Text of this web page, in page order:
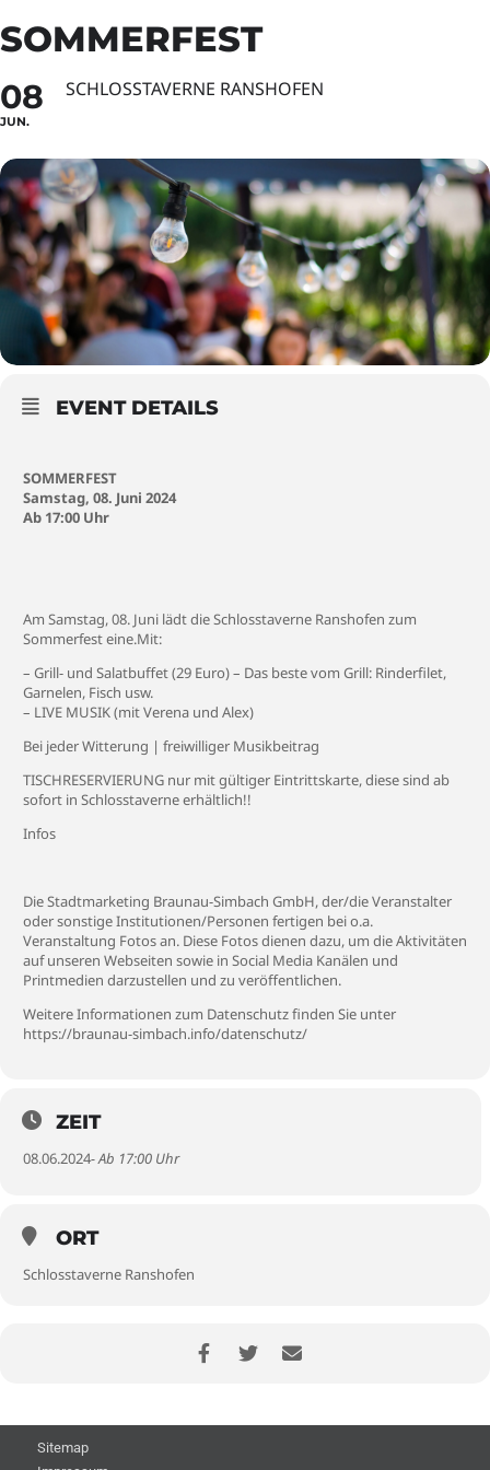
SOMMERFEST
08
JUN.
SCHLOSSTAVERNE RANSHOFEN
EVENT DETAILS
SOMMERFEST
Samstag, 08. Juni 2024
Ab 17:00 Uhr
Am Samstag, 08. Juni lädt die Schlosstaverne Ranshofen zum
Sommerfest eine.Mit:
– Grill- und Salatbuffet (29 Euro) – Das beste vom Grill: Rinderfilet,
Garnelen, Fisch usw.
– LIVE MUSIK (mit Verena und Alex)
Bei jeder Witterung | freiwilliger Musikbeitrag
TISCHRESERVIERUNG nur mit gültiger Eintrittskarte, diese sind ab
sofort in Schlosstaverne erhältlich!!
Infos
Die Stadtmarketing Braunau-Simbach GmbH, der/die Veranstalter
oder sonstige Institutionen/Personen fertigen bei o.a.
Veranstaltung Fotos an. Diese Fotos dienen dazu, um die Aktivitäten
auf unseren Webseiten sowie in Social Media Kanälen und
Printmedien darzustellen und zu veröffentlichen.
Weitere Informationen zum Datenschutz finden Sie unter
https://braunau-simbach.info/datenschutz/
ZEIT
08.06.2024- Ab 17:00 Uhr
ORT
Schlosstaverne Ranshofen
Sitemap